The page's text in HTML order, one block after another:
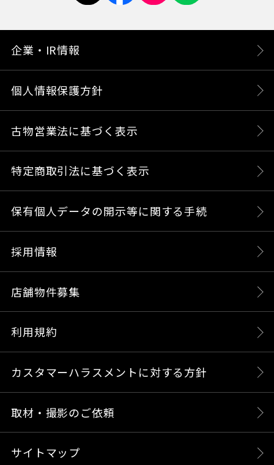
企業・IR情報
個人情報保護方針
古物営業法に基づく表示
特定商取引法に基づく表示
保有個人データの開示等に関する手続
採用情報
店舗物件募集
利用規約
カスタマーハラスメントに対する方針
取材・撮影のご依頼
サイトマップ